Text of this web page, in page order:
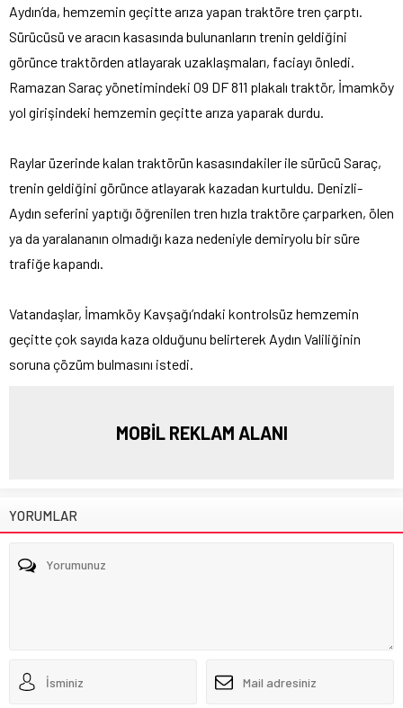
Aydın’da, hemzemin geçitte arıza yapan traktöre tren çarptı.
Sürücüsü ve aracın kasasında bulunanların trenin geldiğini
görünce traktörden atlayarak uzaklaşmaları, faciayı önledi.
Ramazan Saraç yönetimindeki 09 DF 811 plakalı traktör, İmamköy
yol girişindeki hemzemin geçitte arıza yaparak durdu.
Raylar üzerinde kalan traktörün kasasındakiler ile sürücü Saraç,
trenin geldiğini görünce atlayarak kazadan kurtuldu. Denizli-
Aydın seferini yaptığı öğrenilen tren hızla traktöre çarparken, ölen
ya da yaralananın olmadığı kaza nedeniyle demiryolu bir süre
trafiğe kapandı.
Vatandaşlar, İmamköy Kavşağı’ndaki kontrolsüz hemzemin
geçitte çok sayıda kaza olduğunu belirterek Aydın Valiliğinin
soruna çözüm bulmasını istedi.
MOBİL REKLAM ALANI
YORUMLAR